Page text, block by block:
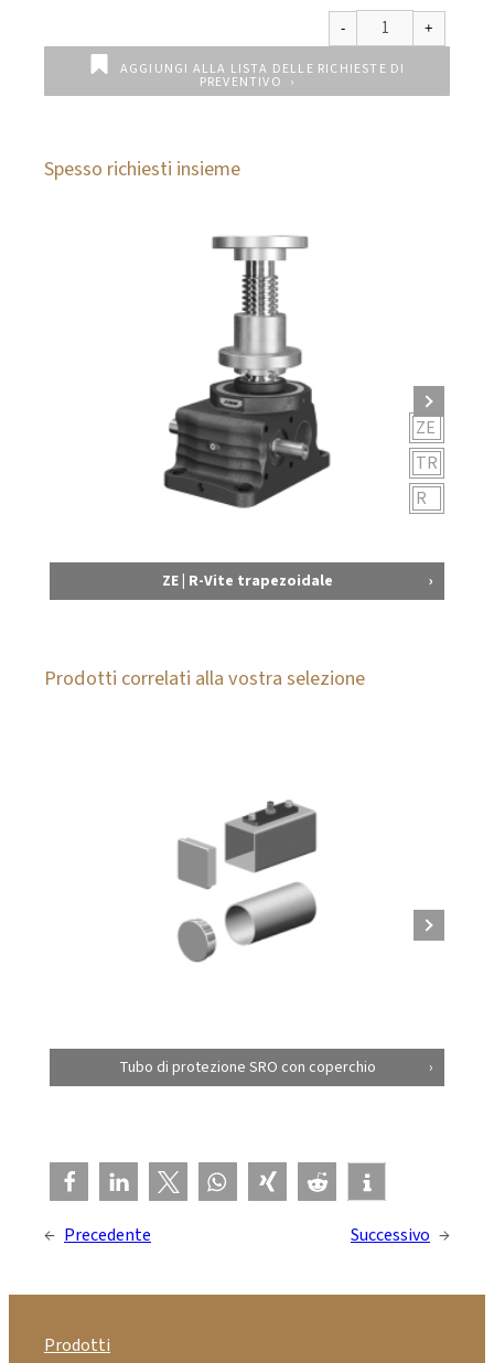
AGGIUNGI ALLA LISTA DELLE RICHIESTE DI
PREVENTIVO
Spesso richiesti insieme
ZE
TR
R
ZE | R-Vite trapezoidale
Prodotti correlati alla vostra selezione
Tubo di protezione SRO con coperchio
← Precedente Successivo →
Prodotti